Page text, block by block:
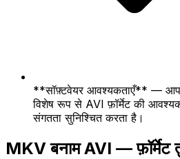
**सॉफ़्टवेयर आवश्यकताएँ** — आपके
विशेष रूप से AVI फ़ॉर्मेट की
संगतता सुनिश्चित करता है।
MKV बनाम AVI — फ़ॉर्मेट